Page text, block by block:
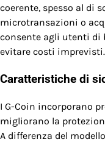
coerente, spesso al di
microtransazioni o
consente agli utenti di
evitare costi imprevisti.
Caratteristiche di
I G-Coin incorporano
migliorano la
A differenza del